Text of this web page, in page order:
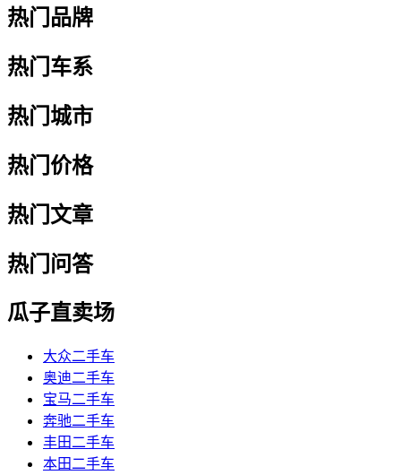
热门品牌
热门车系
热门城市
热门价格
热门文章
热门问答
瓜子直卖场
大众二手车
奥迪二手车
宝马二手车
奔驰二手车
丰田二手车
本田二手车